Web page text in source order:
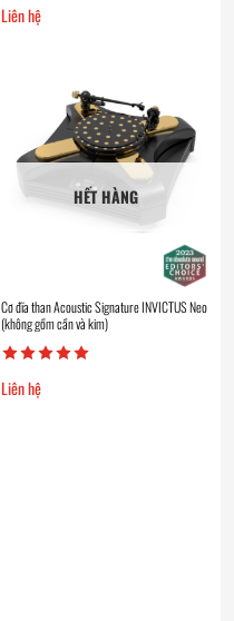
Liên hệ
HẾT HÀNG
Cơ đĩa than Acoustic Signature INVICTUS Neo
(không gồm cần và kim)
Liên hệ